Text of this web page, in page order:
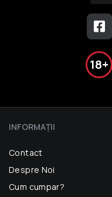
18+
INFORMAŢII
Contact
Despre Noi
Cum cumpar?